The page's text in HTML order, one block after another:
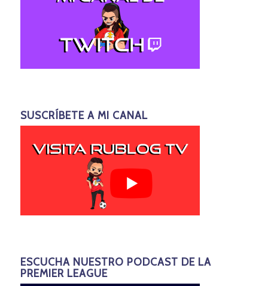
SUSCRÍBETE A MI CANAL
ESCUCHA NUESTRO PODCAST DE LA
PREMIER LEAGUE